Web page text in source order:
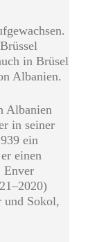
in Brüsel
Albanien.
Albanien
in seiner
ein
einen
Enver
und Sokol,